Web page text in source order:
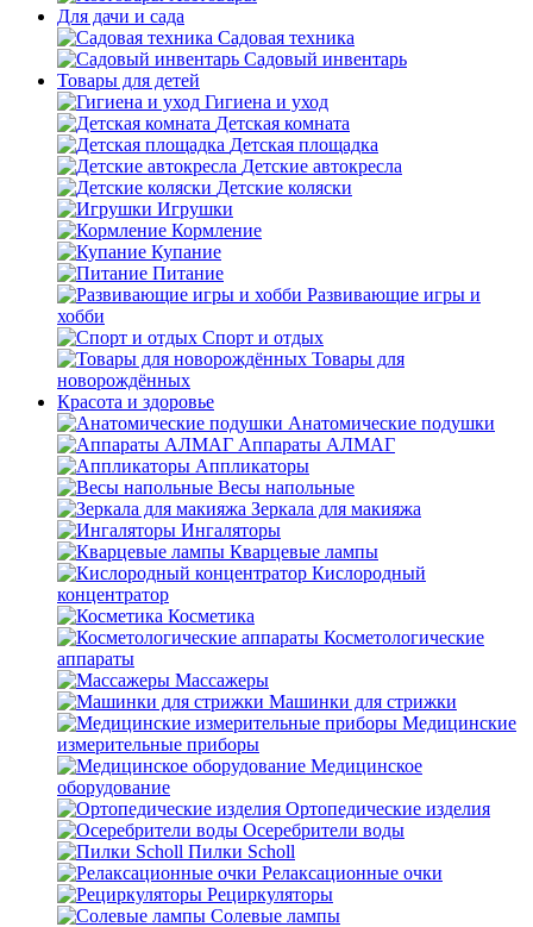
Для дачи и сада
Садовая техника
Садовый инвентарь
Товары для детей
Гигиена и уход
Детская комната
Детская площадка
Детские автокресла
Детские коляски
Игрушки
Кормление
Купание
Питание
Развивающие игры и
хобби
Спорт и отдых
Товары для
новорождённых
Красота и здоровье
Анатомические подушки
Аппараты АЛМАГ
Аппликаторы
Весы напольные
Зеркала для макияжа
Ингаляторы
Кварцевые лампы
Кислородный
концентратор
Косметика
Косметологические
аппараты
Массажеры
Машинки для стрижки
Медицинские
измерительные приборы
Медицинское
оборудование
Ортопедические изделия
Осеребрители воды
Пилки Scholl
Релаксационные очки
Рециркуляторы
Солевые лампы